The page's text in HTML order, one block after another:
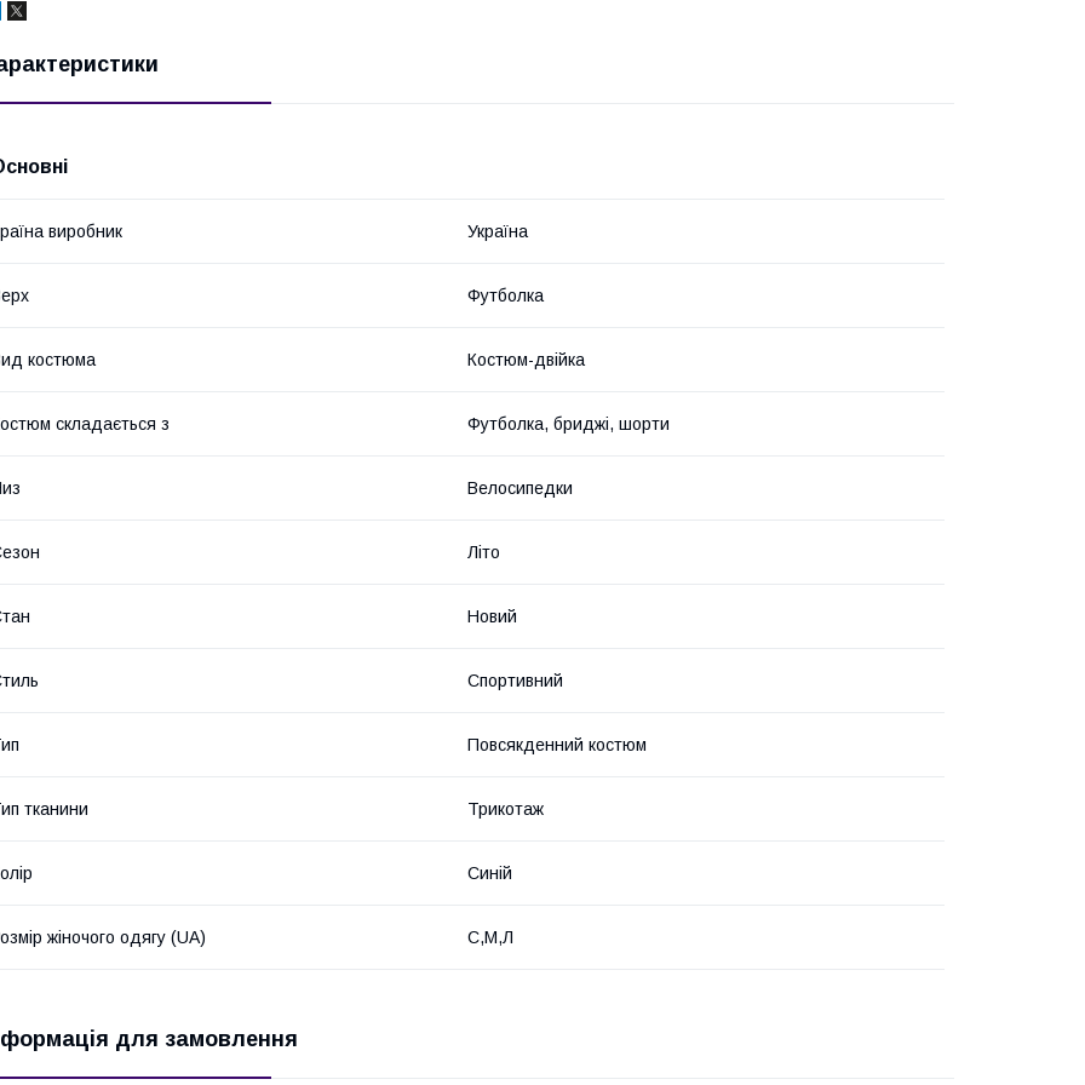
виробник Україна
Футболка
костюма Костюм-двійка
складається з Футболка, бриджі, шорти
Велосипедки
Літо
Новий
Спортивний
Повсякденний костюм
тканини Трикотаж
Синій
жіночого одягу (UA) С,М,Л
для замовлення